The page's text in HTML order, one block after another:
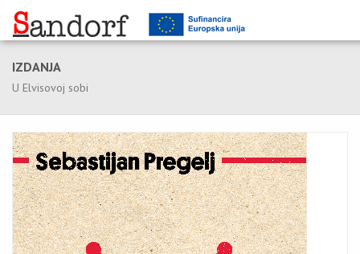
IZDANJA
U Elvisovoj sobi